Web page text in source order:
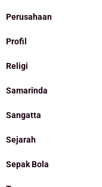
Perusahaan
Profil
Religi
Samarinda
Sangatta
Sejarah
Sepak Bola